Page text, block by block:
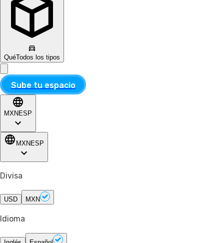
QuéTodos los tipos
Sube tu espacio
MXN ESP
MXN ESP
Divisa
USD MXN
Idioma